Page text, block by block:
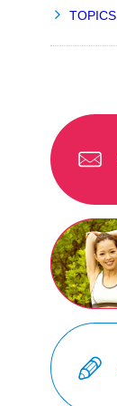
TOPICS